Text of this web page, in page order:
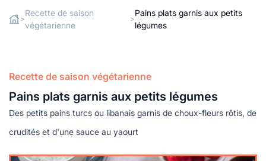
au naturel
végétariennes
locales
beauté naturelle
naturel
de recyclage
témoignages
saison
responsables
Rechercher
>
Recette de saison
végétarienne
>
Pains plats garnis aux petits
légumes
Recette de saison végétarienne
Pains plats garnis aux petits légumes
Des petits pains turcs ou libanais garnis de choux-fleurs rôtis, de
crudités et d'une sauce au yaourt